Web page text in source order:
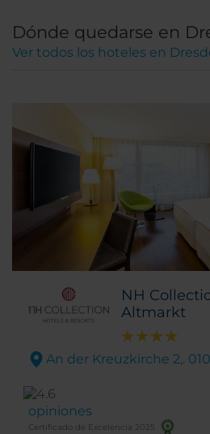
Dónde quedarse en
Ver todos los hoteles en
NH
Altmarkt
An der Kreuzkirche 2,.
opiniones
Certificado de Excelencia 2025